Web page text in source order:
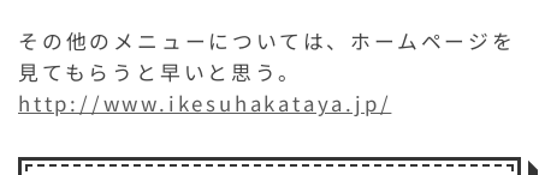
その他のメニューについては、ホームページを
見てもらうと早いと思う。
http://www.ikesuhakataya.jp/